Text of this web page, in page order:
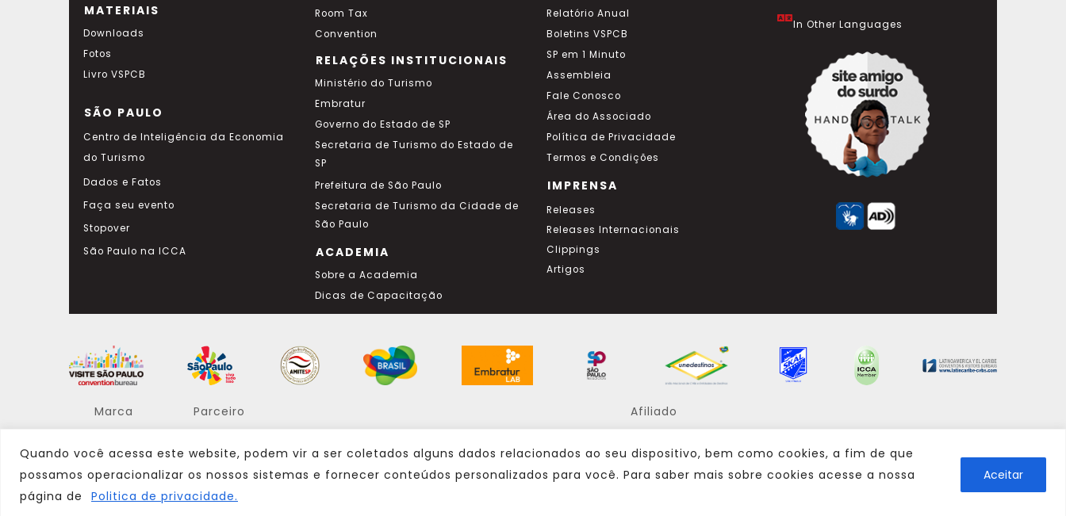
Quando você acessa este website, podem vir a ser coletados alguns dados relacionados ao seu dispositivo, bem como cookies, a fim de que
possamos operacionalizar os nossos sistemas e fornecer conteúdos personalizados para você. Para saber mais sobre cookies acesse a nossa
página de
Politica de privacidade.
Aceitar
MATERIAIS
Downloads
Fotos
Livro VSPCB
SÃO PAULO
Centro de Inteligência da Economia
do Turismo
Dados e Fatos
Faça seu evento
Stopover
São Paulo na ICCA
Room Tax
Convention
RELAÇÕES INSTITUCIONAIS
Ministério do Turismo
Embratur
Governo do Estado de SP
Secretaria de Turismo do Estado de
SP
Prefeitura de São Paulo
Secretaria de Turismo da Cidade de
São Paulo
ACADEMIA
Sobre a Academia
Dicas de Capacitação
Relatório Anual
Boletins VSPCB
SP em 1 Minuto
Assembleia
Fale Conosco
Área do Associado
Política de Privacidade
Termos e Condições
IMPRENSA
Releases
Releases Internacionais
Clippings
Artigos
In Other Languages
Marca Parceiro Afiliado
Consulte sempre um agente de viagem